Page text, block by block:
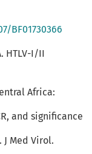
BF01730366
HTLV-I/II
Africa:
and significance
Med Virol.